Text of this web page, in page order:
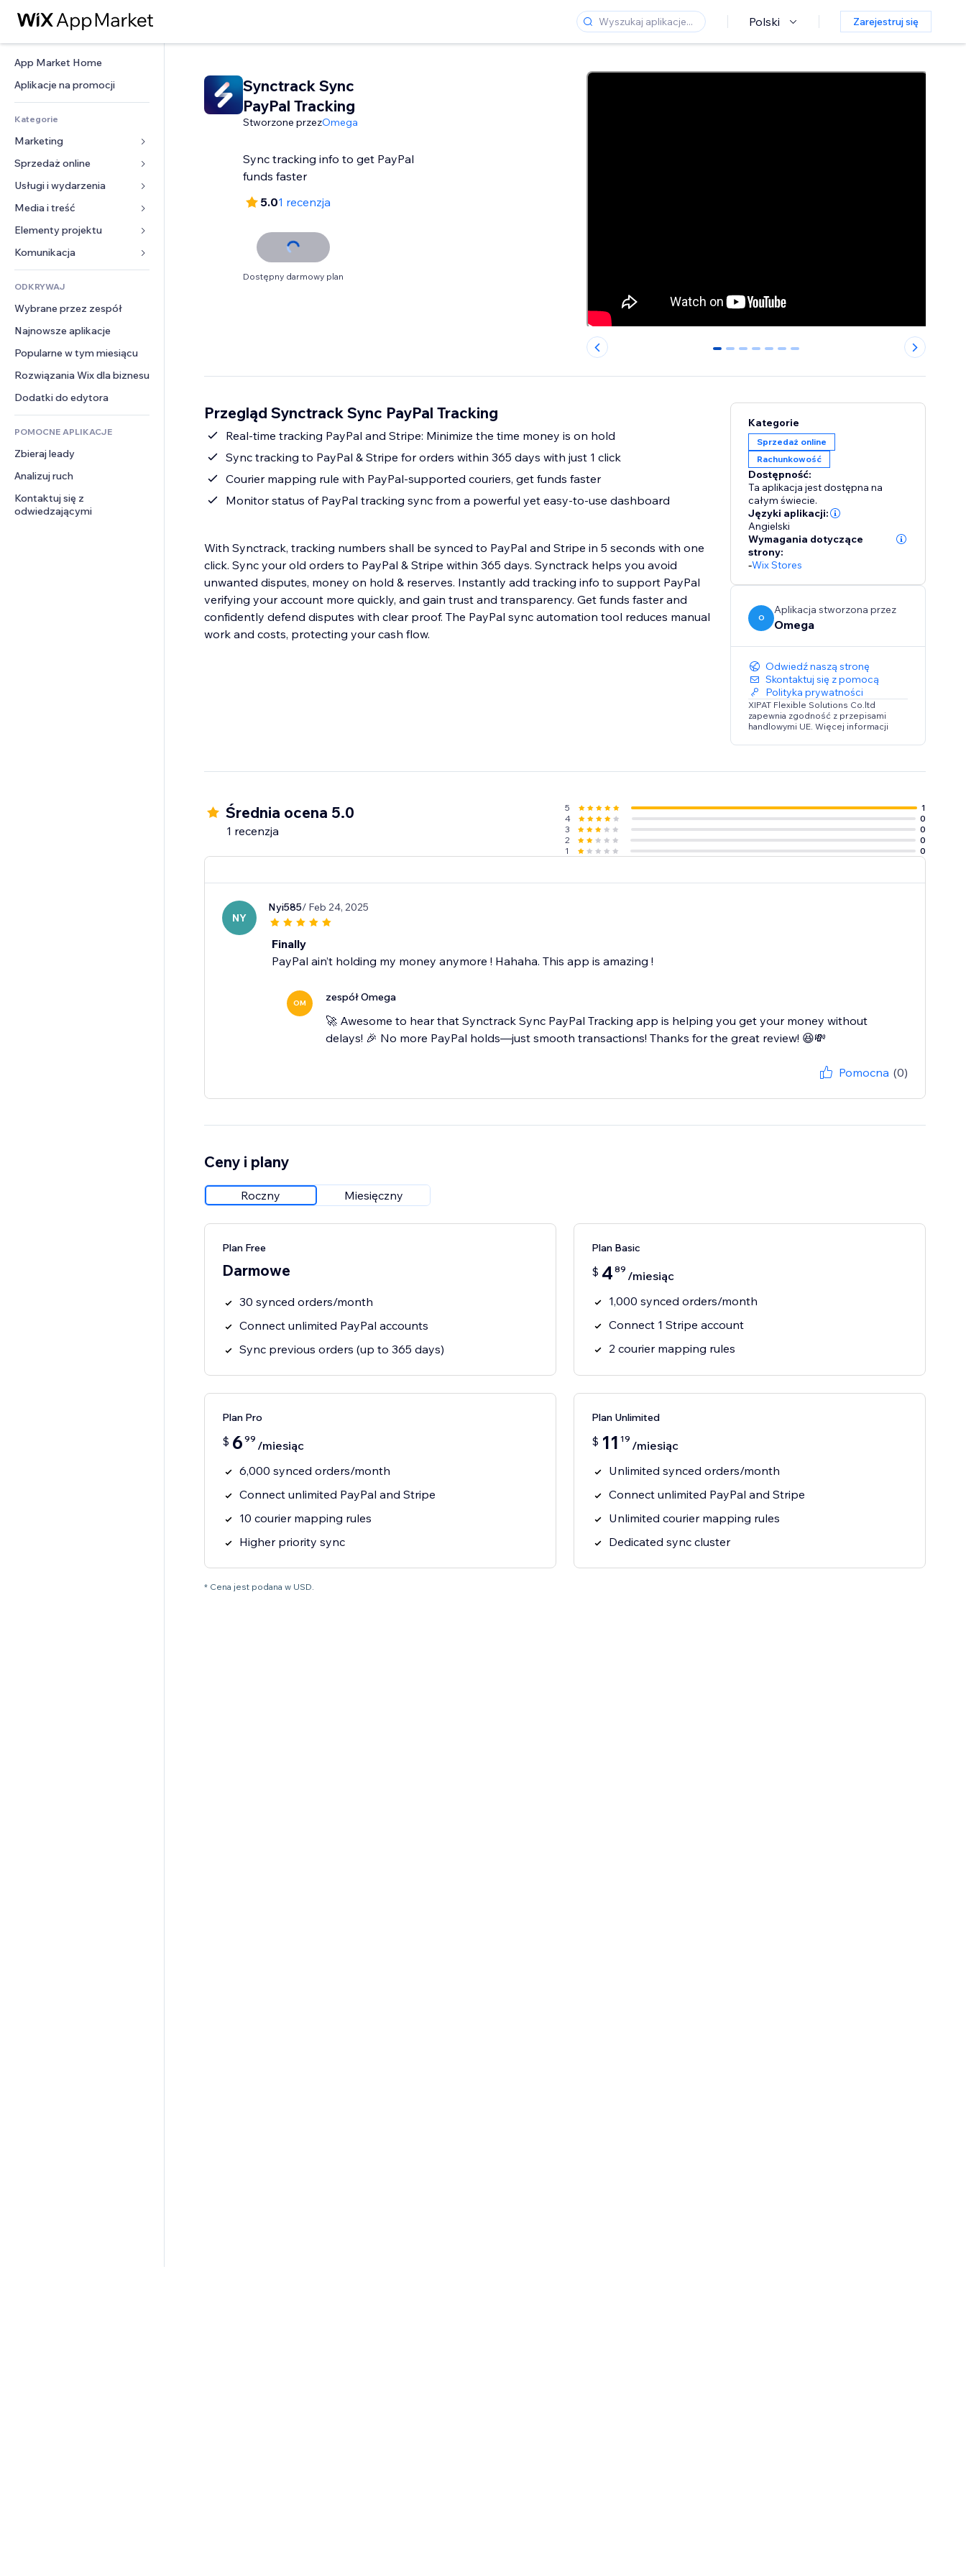
Polski Zarejestruj się
App Market Home
Aplikacje na promocji
Kategorie
Marketing
Reklamy
Smartfon
Analityka
Listy witryn
E-mail
Sprzedaż online
Aplikacje do sklepów
Wysyłka i dostawa
Przyciski sprzedaży
Rachunkowość
Kupony i lojalność
Rozwiązania dla
magazynowania
Dropshipping
Ceny i subskrypcja
Crowdfunding
Żywność i napoje
Usługi i wydarzenia
Hotele
Wydarzenia
Restauracje
Nieruchomości
Rezerwacje
Media i treść
Galeria
Muzyka
Podkasty
Fotografia
Film
PDF
Udostępnianie plików
Wiadomości
Elementy projektu
Mapy i nawigacja
Prywatność i bezpieczeństwo
Zegar
Szablony stron
Efekty obrazu
Przyciski i menu
Banery i odznaki
Kalkulatory
Szukaj
Pogoda
Wykresy i tabele
Formularze
Ankiety
Czat
Komentarze
Telefon
Społeczność
Opinie i polecenia
CRM
ODKRYWAJ
Wybrane przez zespół
Najnowsze aplikacje
Popularne w tym miesiącu
Rozwiązania Wix dla biznesu
Dodatki do edytora
POMOCNE APLIKACJE
Zbieraj leady
Analizuj ruch
Kontaktuj się z
odwiedzającymi
Synctrack Sync
PayPal Tracking
Stworzone przezOmega
Sync tracking info to get PayPal
funds faster
5.01 recenzja
Dostępny darmowy plan
0 1 2 3 4 5 6
Przegląd Synctrack Sync PayPal Tracking
Real-time tracking PayPal and Stripe: Minimize the time money is on hold
Sync tracking to PayPal & Stripe for orders within 365 days with just 1 click
Courier mapping rule with PayPal-supported couriers, get funds faster
Monitor status of PayPal tracking sync from a powerful yet easy-to-use dashboard
With Synctrack, tracking numbers shall be synced to PayPal and Stripe in 5 seconds with one
click. Sync your old orders to PayPal & Stripe within 365 days. Synctrack helps you avoid
unwanted disputes, money on hold & reserves. Instantly add tracking info to support PayPal
verifying your account more quickly, and gain trust and transparency. Get funds faster and
confidently defend disputes with clear proof. The PayPal sync automation tool reduces manual
work and costs, protecting your cash flow.
Kategorie
Sprzedaż online
Rachunkowość
Dostępność:
Ta aplikacja jest dostępna na
całym świecie.
Języki aplikacji:
Angielski
Wymagania dotyczące
strony:
-Wix Stores
O
Aplikacja stworzona przez
Omega
Odwiedź naszą stronę
Skontaktuj się z pomocą
Polityka prywatności
XIPAT Flexible Solutions Co.ltd
zapewnia zgodność z przepisami
handlowymi UE. Więcej informacji
Średnia ocena 5.0
1 recenzja
5
1
4
0
3
0
2
0
1
0
NY
Nyi585/ Feb 24, 2025
Finally
PayPal ain’t holding my money anymore ! Hahaha. This app is amazing !
OM zespół Omega
🚀 Awesome to hear that Synctrack Sync PayPal Tracking app is helping you get your money without
delays! 🎉 No more PayPal holds—just smooth transactions! Thanks for the great review! 😆💸
Pomocna (0)
Ceny i plany
Roczny Miesięczny
Plan Free
Darmowe
30 synced orders/month
Connect unlimited PayPal accounts
Sync previous orders (up to 365 days)
Plan Basic
$ 4 89 /miesiąc
1,000 synced orders/month
Connect 1 Stripe account
2 courier mapping rules
Plan Pro
$ 6 99 /miesiąc
6,000 synced orders/month
Connect unlimited PayPal and Stripe
10 courier mapping rules
Higher priority sync
Plan Unlimited
$ 11 19 /miesiąc
Unlimited synced orders/month
Connect unlimited PayPal and Stripe
Unlimited courier mapping rules
Dedicated sync cluster
* Cena jest podana w USD.